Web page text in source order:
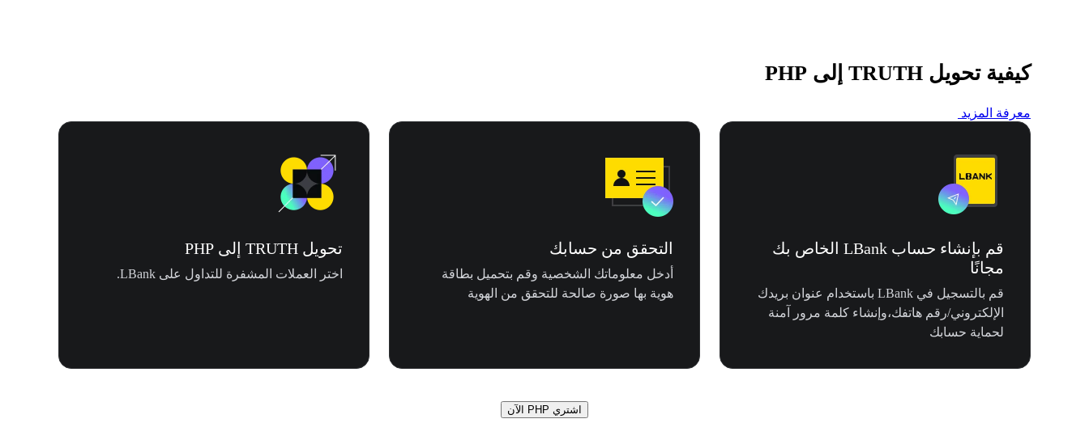
كيفية تحويل TRUTH إلى PHP
معرفة المزيد
قم بإنشاء حساب LBank الخاص بك
مجانًا
قم بالتسجيل في LBank باستخدام عنوان بريدك
الإلكتروني/رقم هاتفك،وإنشاء كلمة مرور آمنة
لحماية حسابك
التحقق من حسابك
أدخل معلوماتك الشخصية وقم بتحميل بطاقة
هوية بها صورة صالحة للتحقق من الهوية
تحويل TRUTH إلى PHP
اختر العملات المشفرة للتداول على LBank.
اشتري PHP الآن